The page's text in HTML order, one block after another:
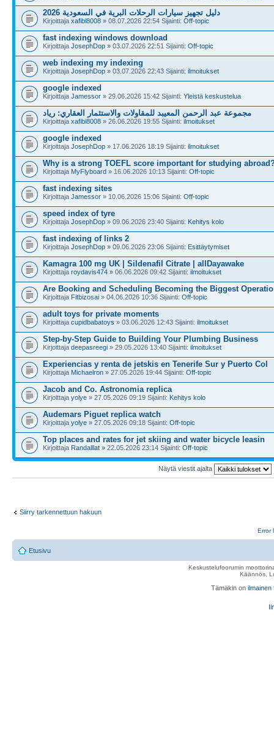
دليل تجهيز سيارات الرحلات البرية في السعودية 2026
Kirjoittaja xafibi8008 » 08.07.2026 22:54 Sijainti: Off-topic
fast indexing windows download
Kirjoittaja JosephDop » 03.07.2026 22:51 Sijainti: Off-topic
web indexing my indexing
Kirjoittaja JosephDop » 03.07.2026 22:43 Sijainti: ilmoitukset
google indexed
Kirjoittaja Jamessor » 29.06.2026 15:42 Sijainti: Yleistä keskustelua
مجموعة عبد الرحمن المعيبد للمقاولات والاستثمار العقاري: رياد
Kirjoittaja xafibi8008 » 26.06.2026 19:55 Sijainti: ilmoitukset
google indexed
Kirjoittaja JosephDop » 17.06.2026 18:19 Sijainti: ilmoitukset
Why is a strong TOEFL score important for studying
Kirjoittaja MyFlyboard » 16.06.2026 10:13 Sijainti: Off-topic
fast indexing sites
Kirjoittaja Jamessor » 10.06.2026 15:06 Sijainti: Off-topic
speed index of tyre
Kirjoittaja JosephDop » 09.06.2026 23:40 Sijainti: Kehitys kolo
fast indexing of links 2
Kirjoittaja JosephDop » 09.06.2026 23:06 Sijainti: Esittäytymiset
Kamagra 100 mg UK | Sildenafil Citrate | allDayawake
Kirjoittaja roydavis474 » 06.06.2026 09:42 Sijainti: ilmoitukset
Are Booking and Scheduling Becoming the Biggest
Kirjoittaja Fitbizosai » 04.06.2026 10:36 Sijainti: Off-topic
adult toys for private moments
Kirjoittaja cupidbabatoys » 03.06.2026 12:43 Sijainti: ilmoitukset
Step-by-Step Guide to Building Your Plumbing Business
Kirjoittaja deepasreegi » 29.05.2026 13:40 Sijainti: ilmoitukset
Experiencias y renta de jetskis en Tenerife Sur y Puerto Col
Kirjoittaja Michaelron » 27.05.2026 19:44 Sijainti: Off-topic
Jacob and Co. Astronomia replica
Kirjoittaja yolye » 27.05.2026 09:19 Sijainti: Kehitys kolo
Audemars Piguet replica watch
Kirjoittaja yolye » 27.05.2026 09:18 Sijainti: Off-topic
Top places and rates for jet skiing and water bicycle leasin
Kirjoittaja Randalllat » 22.05.2026 23:14 Sijainti: Off-topic
Näytä viestit ajalta
Siirry tarkennettuun hakuun
Error
Etusivu
Keskustelufoorumin
Käännös,
Tämäkin on ilmainen